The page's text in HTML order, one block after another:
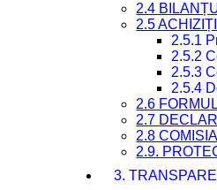
2.4
2.5
2.5.1
2.5.2
2.5.3
2.5.4
2.6
2.7
2.8
2.9.
3.